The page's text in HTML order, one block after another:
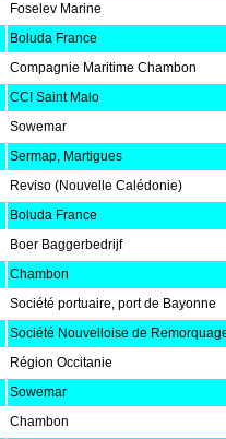
Foselev Marine
Boluda France
Compagnie Maritime Chambon
CCI Saint Malo
Sowemar
Sermap, Martigues
Reviso (Nouvelle Calédonie)
Boluda France
Boer Baggerbedrijf
Chambon
Société portuaire, port de Bayonne
Société Nouvelloise de
Région Occitanie
Sowemar
Chambon